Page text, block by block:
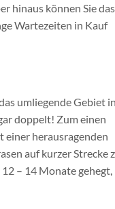
hinaus können Sie das
Wartezeiten in Kauf
umliegende Gebiet
doppelt! Zum einen
einer herausragenden
auf kurzer Strecke
– 14 Monate gehegt,